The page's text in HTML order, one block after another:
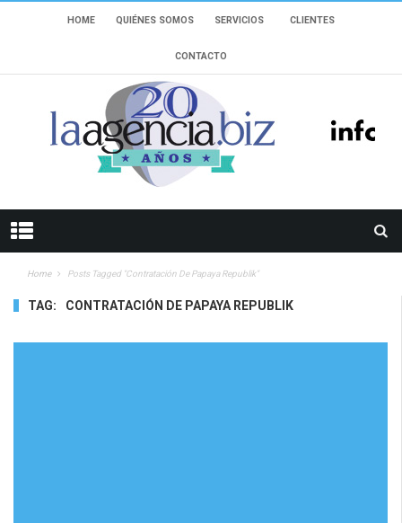
HOME QUIÉNES SOMOS SERVICIOS CLIENTES
CONTACTO
Home Posts Tagged "contratación De Papaya Republik"
TAG: CONTRATACIÓN DE PAPAYA REPUBLIK